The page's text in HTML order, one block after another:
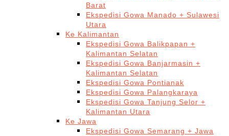
Barat
Ekspedisi Gowa Manado + Sulawesi
Utara
Ke Kalimantan
Ekspedisi Gowa Balikpapan +
Kalimantan Selatan
Ekspedisi Gowa Banjarmasin +
Kalimantan Selatan
Ekspedisi Gowa Pontianak
Ekspedisi Gowa Palangkaraya
Ekspedisi Gowa Tanjung Selor +
Kalimantan Utara
Ke Jawa
Ekspedisi Gowa Semarang + Jawa